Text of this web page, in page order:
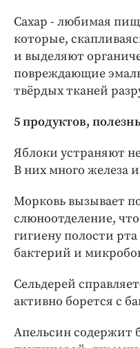
Сахар - любимая
которые,
и выделяют
повреждающие
твёрдых тканей
5 продуктов,
Яблоки устраняют
В них много железа
Морковь вызывает
слюноотделение,
гигиену полости
бактерий и
Сельдерей
активно борется с
Апельсин содержит